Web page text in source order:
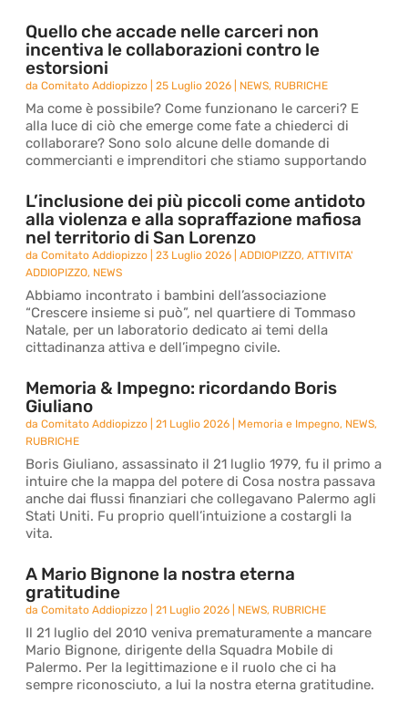
Quello che accade nelle carceri non
incentiva le collaborazioni contro le
estorsioni
daComitato Addiopizzo |25 Luglio 2026 NEWS, RUBRICHE
Ma come è possibile? Come funzionano le carceri? E
alla luce di ciò che emerge come fate a chiederci di
collaborare? Sono solo alcune delle domande di
commercianti e imprenditori che stiamo supportando
L’inclusione dei più piccoli come antidoto
alla violenza e alla sopraffazione mafiosa
nel territorio di San Lorenzo
daComitato Addiopizzo |23 Luglio 2026 |ADDIOPIZZO,ATTIVITA'
ADDIOPIZZO, NEWS
Abbiamo incontrato i bambini dell’associazione
“Crescere insieme si può”, nel quartiere di Tommaso
Natale, per un laboratorio dedicato ai temi della
cittadinanza attiva e dell’impegno civile.
Memoria & Impegno: ricordando Boris
Giuliano
daComitato Addiopizzo |21 Luglio 2026 Memoria e Impegno, NEWS,
RUBRICHE
Boris Giuliano, assassinato il 21 luglio 1979, fu il primo a
intuire che la mappa del potere di Cosa nostra passava
anche dai flussi finanziari che collegavano Palermo agli
Stati Uniti. Fu proprio quell’intuizione a costargli la
vita.
A Mario Bignone la nostra eterna
gratitudine
daComitato Addiopizzo |21 Luglio 2026 NEWS, RUBRICHE
Il 21 luglio del 2010 veniva prematuramente a mancare
Mario Bignone, dirigente della Squadra Mobile di
Palermo. Per la legittimazione e il ruolo che ci ha
sempre riconosciuto, a lui la nostra eterna gratitudine.